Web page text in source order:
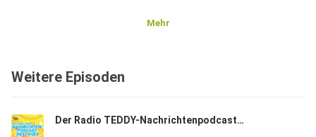
Mehr
Weitere Episoden
Der Radio TEDDY-Nachrichtenpodcast des Tages // 07.08.2026